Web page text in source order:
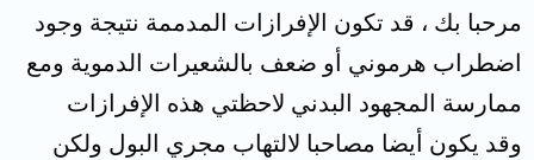
مرحبا بك ، قد تكون الإفرازات المدممة نتيجة وجود
اضطراب هرموني أو ضعف بالشعيرات الدموية ومع
ممارسة المجهود البدني لاحظتي هذه الإفرازات
وقد يكون أيضا مصاحبا لالتهاب مجري البول ولكن